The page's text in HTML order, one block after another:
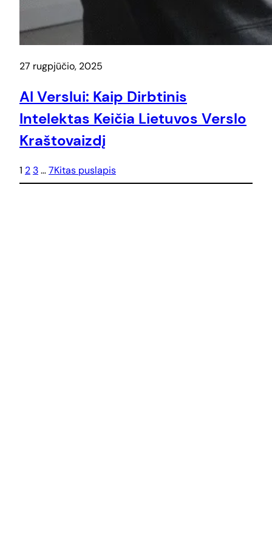
27 rugpjūčio, 2025
AI Verslui: Kaip Dirbtinis
Intelektas Keičia Lietuvos Verslo
Kraštovaizdį
1 2 3…7Kitas puslapis